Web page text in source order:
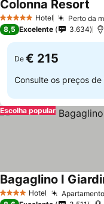
5 Estrelas Hotel Perto da
Colonna Resort
8,5 Excelente 3.634
De € 215
Consulte os preços de
Escolha popular
4 EstrelasHotel
Bagaglino I